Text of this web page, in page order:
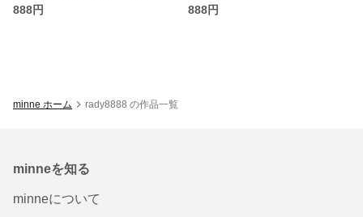
888円
888円
minne ホーム rady8888 の作品一覧
minneを知る
minneについて